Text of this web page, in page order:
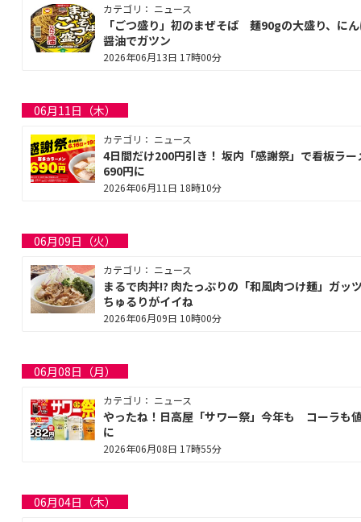
カテゴリ： ニュース
「ごつ盛り」初のまぜそば 麺90gの大盛り、にん
醤油でガツン
2026年06月13日 17時00分
06月11日（木）
カテゴリ： ニュース
4日間だけ200円引き！ 坂内「感謝祭」で看板ラー
690円に
2026年06月11日 18時10分
06月09日（火）
カテゴリ： ニュース
まるで肉丼!? 肉たっぷりの「和風肉つけ麺」ガッ
ちゅるりがイイね
2026年06月09日 10時00分
06月08日（月）
カテゴリ： ニュース
やったね！日高屋「サワー祭」今年も コーラも
に
2026年06月08日 17時55分
06月04日（木）